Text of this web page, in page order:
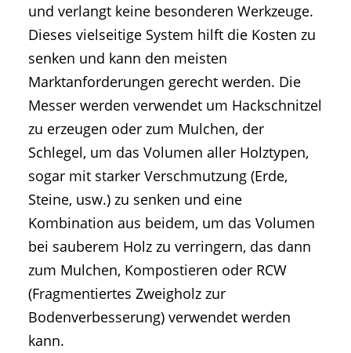
und verlangt keine besonderen Werkzeuge.
Dieses vielseitige System hilft die Kosten zu
senken und kann den meisten
Marktanforderungen gerecht werden. Die
Messer werden verwendet um Hackschnitzel
zu erzeugen oder zum Mulchen, der
Schlegel, um das Volumen aller Holztypen,
sogar mit starker Verschmutzung (Erde,
Steine, usw.) zu senken und eine
Kombination aus beidem, um das Volumen
bei sauberem Holz zu verringern, das dann
zum Mulchen, Kompostieren oder RCW
(Fragmentiertes Zweigholz zur
Bodenverbesserung) verwendet werden
kann.